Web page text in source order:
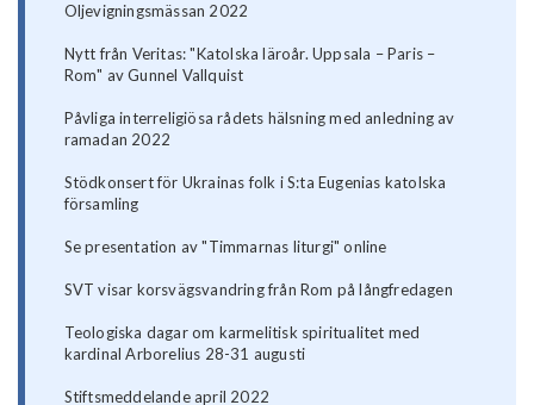
Oljevigningsmässan 2022
Nytt från Veritas: "Katolska läroår. Uppsala – Paris –
Rom" av Gunnel Vallquist
Påvliga interreligiösa rådets hälsning med anledning av
ramadan 2022
Stödkonsert för Ukrainas folk i S:ta Eugenias katolska
församling
Se presentation av "Timmarnas liturgi" online
SVT visar korsvägsvandring från Rom på långfredagen
Teologiska dagar om karmelitisk spiritualitet med
kardinal Arborelius 28-31 augusti
Stiftsmeddelande april 2022